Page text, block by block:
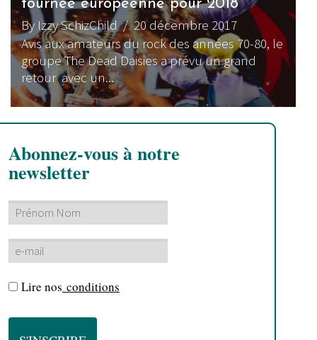
tournée européenne pour 2018
By Izzy SchizChild/ 20 décembre 2017
Avis aux amateurs du rock des années 70-80, le
groupe The Dead Daisies a prévu un grand
retour avec un...
Abonnez-vous à notre
newsletter
Lire nos conditions